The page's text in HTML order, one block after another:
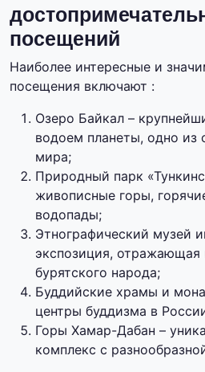
посещений
Наиболее интересные и
посещения включают :
Озеро Байкал –
водоем планеты, одно из
мира;
Природный парк
живописные горы,
водопады;
Этнографический музей
экспозиция, отражающая
бурятского народа;
Буддийские храмы и
центры буддизма в
Горы Хамар-Дабан –
комплекс с